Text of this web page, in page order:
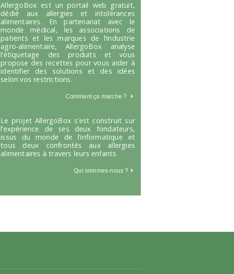
AllergoBox est un portail web gratuit,
dédié aux allergies et intolérances
alimentaires. En partenariat avec le
monde médical, les associations de
patients et les marques de l’industrie
agro-alimentaire, AllergoBox analyse
l’étiquetage des produits et vous
propose des recettes pour vous aider à
identifier des solutions et des idées
selon vos restrictions.
Comment ça marche ?
Le projet AllergoBox s’est construit sur
l’expérience de ses deux fondateurs,
issus du monde de l’informatique et
tous deux confrontés aux allergies
alimentaires à travers leurs enfants.
Qui sommes-nous ?